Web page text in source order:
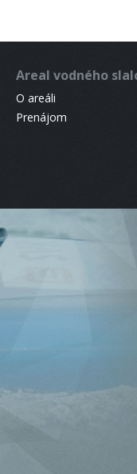
Areal vodného
O areáli
Prenájom